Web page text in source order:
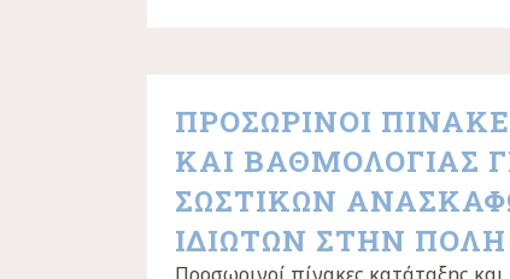
ΠΡΟΣΩΡΙΝΟΙ
ΚΑΙ ΒΑΘΜΟΛΟΓΙΑΣ
ΣΩΣΤΙΚΩΝ
ΙΔΙΩΤΩΝ ΣΤΗΝ ΠΟΛΗ